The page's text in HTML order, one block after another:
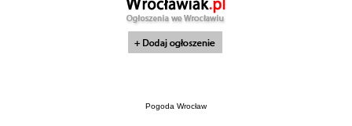
Pogoda Wrocław